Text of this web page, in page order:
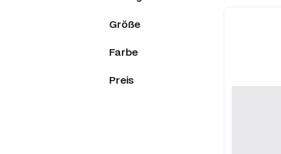
Größe
Farbe
Preis